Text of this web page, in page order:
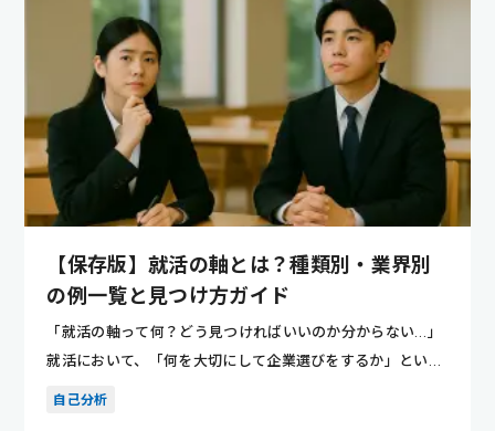
【保存版】就活の軸とは？種類別・業界別
の例一覧と見つけ方ガイド
「就活の軸って何？どう見つければいいのか分からない…」
就活において、「何を大切にして企業選びをするか」という
就活の軸を...
自己分析